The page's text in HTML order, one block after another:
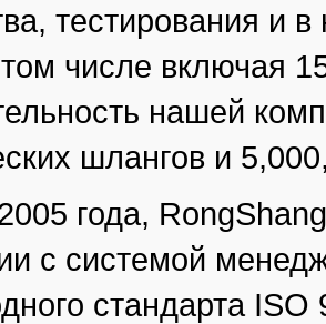
тестирования и
числе включая
нашей
шлангов и
года,
с системой
стандарта ISO